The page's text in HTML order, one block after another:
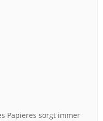
Papieres sorgt immer